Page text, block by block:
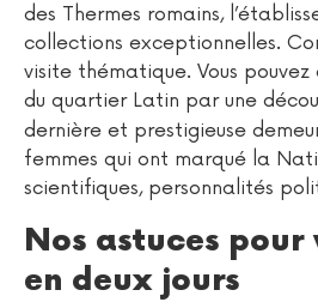
des Thermes romains,
collections exceptionnelles.
visite thématique. Vous
du quartier Latin par une
dernière et prestigieuse
femmes qui ont marqué la
scientifiques, personnalités
Nos astuces pour
en deux jours